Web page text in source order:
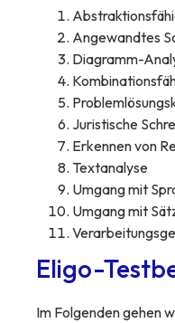
Angewandtes
Diagramm-
Juristische
Erkennen von
Textanalyse
Umgang mit
Umgang mit
Eligo-
Im Folgenden gehen